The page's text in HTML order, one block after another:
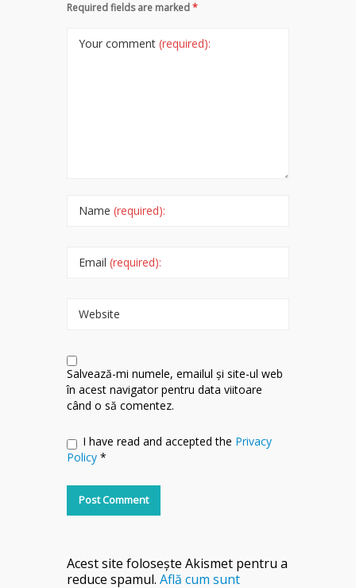
Required fields are marked*
Your comment (required):
Name (required):
Email (required):
Website
Salvează-mi numele, emailul și site-ul web
în acest navigator pentru data viitoare
când o să comentez.
I have read and accepted the Privacy
Policy *
Acest site folosește Akismet pentru a
reduce spamul. Află cum sunt